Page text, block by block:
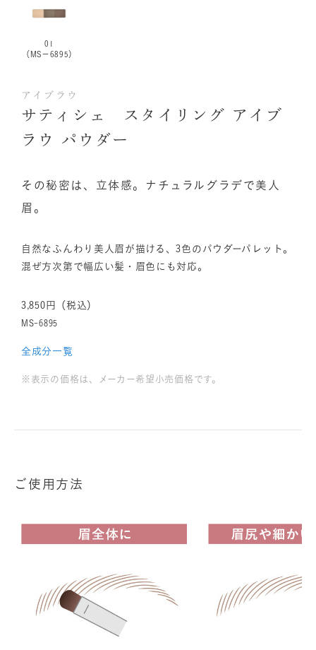
アイブラウ
サティシェ スタイリング アイブ
ラウ パウダー
その秘密は、立体感。ナチュラルグラデで美人
眉。
自然なふんわり美人眉が描ける、3色のパウダーパレット。
混ぜ方次第で幅広い髪・眉色にも対応。
3,850円（税込）
MS-6895
全成分一覧
※表示の価格は、メーカー希望小売価格です。
01
（MS−6895）
ご使用方法